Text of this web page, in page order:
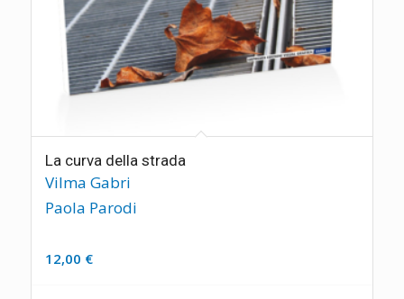
La curva della strada
Vilma Gabri
Paola Parodi
12,00 €